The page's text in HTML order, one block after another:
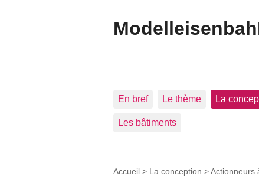
En bref Le thème La
Les bâtiments
Accueil > La conception >Actionneurs